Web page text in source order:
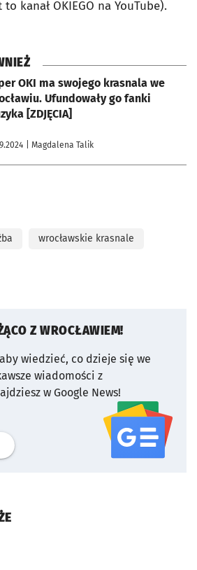
kanał OKIEGO na YouTube).
OKI ma swojego krasnala we
Ufundowały go fanki
[ZDJĘCIA]
| Magdalena Talik
wrocławskie krasnale
Z WROCŁAWIEM!
wiedzieć, co dzieje się we
wiadomości z
w Google News!
profil serwisu